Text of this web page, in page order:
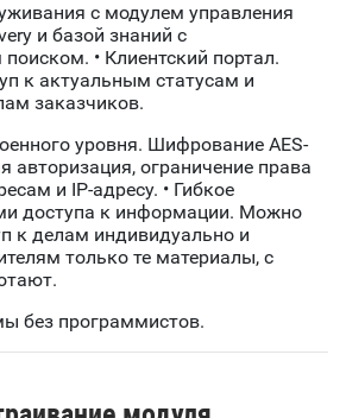
с модулем управления
и базой знаний с
• Клиентский портал.
к актуальным статусам и
заказчиков.
уровня. Шифрование AES-
авторизация, ограничение права
и IP-адресу. • Гибкое
доступа к информации. Можно
к делам индивидуально и
только те материалы, с
без программистов.